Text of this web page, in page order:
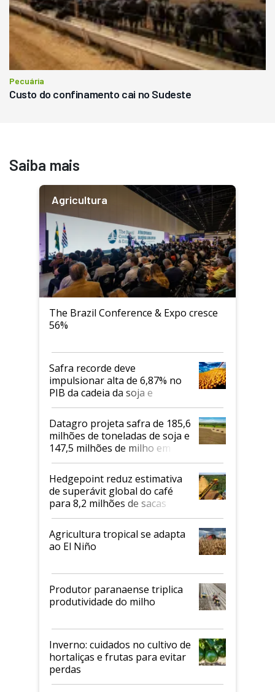
Pecuária
Custo do confinamento cai no Sudeste
Saiba mais
Agricultura
The Brazil Conference & Expo cresce
56%
Safra recorde deve
impulsionar alta de 6,87% no
PIB da cadeia da soja e
biodiesel em 2026
Datagro projeta safra de 185,6
milhões de toneladas de soja e
147,5 milhões de milho em
2026/27
Hedgepoint reduz estimativa
de superávit global do café
para 8,2 milhões de sacas
Agricultura tropical se adapta
ao El Niño
Produtor paranaense triplica
produtividade do milho
Inverno: cuidados no cultivo de
hortaliças e frutas para evitar
perdas